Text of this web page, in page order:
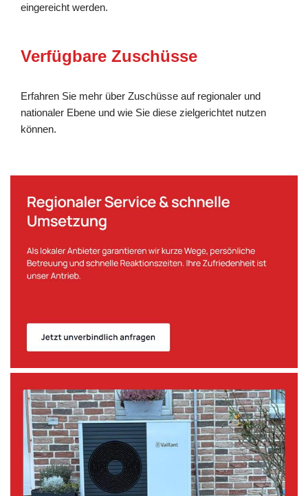
eingereicht werden.
Verfügbare Zuschüsse
Erfahren Sie mehr über Zuschüsse auf regionaler und
nationaler Ebene und wie Sie diese zielgerichtet nutzen
können.